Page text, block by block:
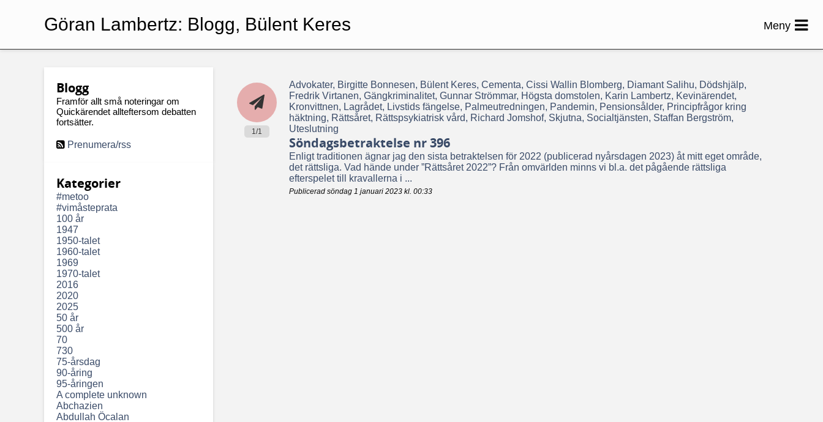
Blogg
Framför allt små noteringar om
Quickärendet allteftersom debatten
fortsätter.
Prenumera/rss
Kategorier
#metoo
#vimåsteprata
100 år
1947
1950-talet
1960-talet
1969
1970-talet
2016
2020
2025
50 år
500 år
70
730
75-årsdag
90-åring
95-åringen
A complete unknown
Abchazien
Abdullah Öcalan
1/1
Advokater, Birgitte Bonnesen, Bülent Keres, Cementa, Cissi Wallin Blomberg, Diamant Salihu, Dödshjälp,
Fredrik Virtanen, Gängkriminalitet, Gunnar Strömmar, Högsta domstolen, Karin Lambertz, Kevinärendet,
Kronvittnen, Lagrådet, Livstids fängelse, Palmeutredningen, Pandemin, Pensionsålder, Principfrågor kring
häktning, Rättsåret, Rättspsykiatrisk vård, Richard Jomshof, Skjutna, Socialtjänsten, Staffan Bergström,
Uteslutning
Söndagsbetraktelse nr 396
Enligt traditionen ägnar jag den sista betraktelsen för 2022 (publicerad nyårsdagen 2023) åt mitt eget område,
det rättsliga. Vad hände under ”Rättsåret 2022”? Från omvärlden minns vi bl.a. det pågående rättsliga
efterspelet till kravallerna i ...
Publicerad söndag 1 januari 2023 kl. 00:33
Göran Lambertz: Blogg, Bülent Keres Meny